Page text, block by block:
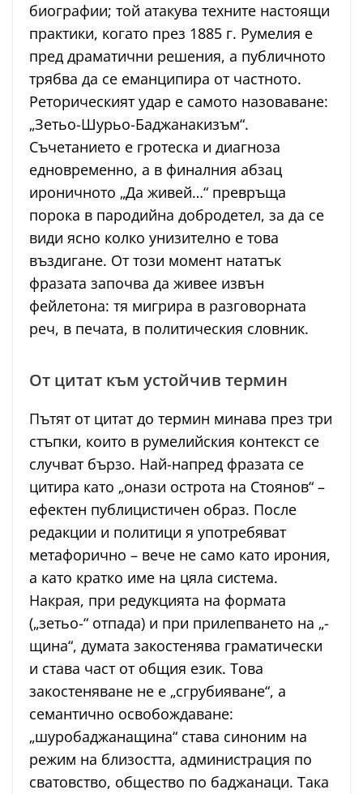
биографии; той атакува техните настоящи
практики, когато през 1885 г. Румелия е
пред драматични решения, а публичното
трябва да се еманципира от частното.
Реторическият удар е самото назоваване:
„Зетьо-Шурьо-Баджанакизъм“.
Съчетанието е гротеска и диагноза
едновременно, а в финалния абзац
ироничното „Да живей…“ превръща
порока в пародийна добродетел, за да се
види ясно колко унизително е това
въздигане. От този момент нататък
фразата започва да живее извън
фейлетона: тя мигрира в разговорната
реч, в печата, в политическия словник.
От цитат към устойчив термин
Пътят от цитат до термин минава през три
стъпки, които в румелийския контекст се
случват бързо. Най-напред фразата се
цитира като „онази острота на Стоянов“ –
ефектен публицистичен образ. После
редакции и политици я употребяват
метафорично – вече не само като ирония,
а като кратко име на цяла система.
Накрая, при редукцията на формата
(„зетьо-“ отпада) и при прилепването на „-
щина“, думата закостенява граматически
и става част от общия език. Това
закостеняване не е „сгрубияване“, а
семантично освобождаване:
„шуробаджанащина“ става синоним на
режим на близостта, администрация по
сватовство, общество по баджанаци. Така